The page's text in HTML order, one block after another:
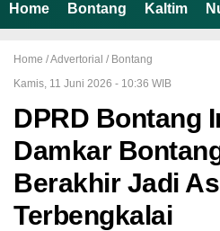
Home Bontang Kaltim
Home /Advertorial / Bontang
Kamis, 11 Juni 2026 - 10:36 WIB
DPRD Bontang
Damkar
Berakhir Jadi
Terbengkalai